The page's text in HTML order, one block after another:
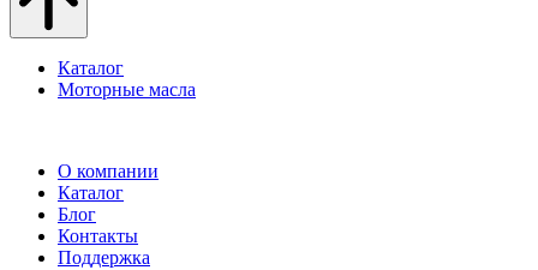
Каталог
Моторные масла
О компании
Каталог
Блог
Контакты
Поддержка